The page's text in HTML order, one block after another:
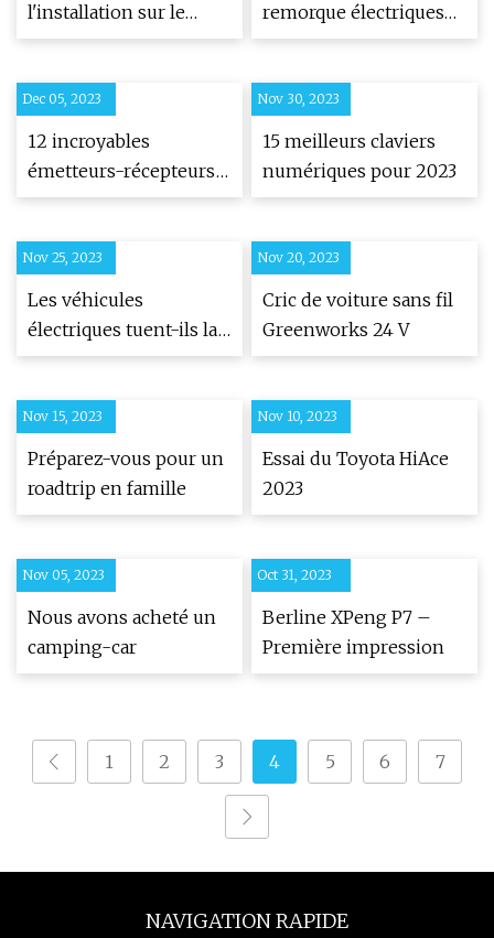
l'installation sur le
terrain de Jack Coombs
remorque électriques
(évaluations 2023)
Dec 05, 2023
12 incroyables
émetteurs-récepteurs
de guitare sans fil pour
Nov 30, 2023
15 meilleurs claviers
numériques pour 2023
Nov 25, 2023
Les véhicules
électriques tuent-ils la
roue de secours ?
Nov 20, 2023
Cric de voiture sans fil
Greenworks 24 V
Nov 15, 2023
Préparez-vous pour un
roadtrip en famille
Nov 10, 2023
Essai du Toyota HiAce
2023
Nov 05, 2023
Nous avons acheté un
camping-car
Oct 31, 2023
Berline XPeng P7 –
Première impression
1 2 3 4 5 6 7
NAVIGATION RAPIDE